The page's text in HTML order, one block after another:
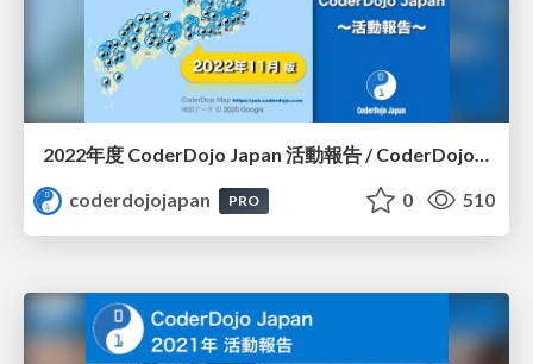
2022年度 CoderDojo Japan 活動報告 / CoderDojo Japan in 2022
coderdojojapan
PRO 0 510